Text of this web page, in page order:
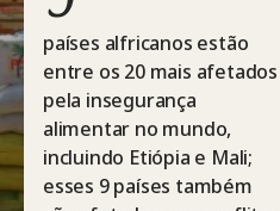
países alfricanos estão
entre os 20 mais afetados
pela insegurança
alimentar no mundo,
incluindo Etiópia e Mali;
esses 9 países também